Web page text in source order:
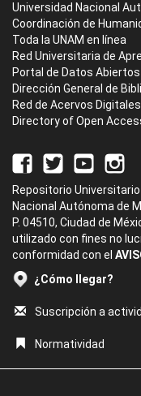
Universidad Nacional
Coordinación de
Toda la UNAM en línea
Red Universitaria de
Portal de Datos Abiertos
Dirección General de
Red de Acervos Digitales
Directory of Open
Repositorio
Nacional Autónoma de
P. 04510, Ciudad de
utilizado con fines no
conformidad con el
¿Cómo llegar?
Suscripción a
Normatividad